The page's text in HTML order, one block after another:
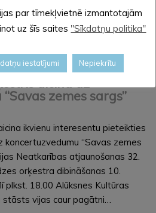
aicina uz
zemes sargs”
ikvienu interesentu pieteikties
koncertuzvedumu “Savas zemes
Neatkarības atjaunošanas 32.
orķestra dibināšanas 10.
plkst. 18.00 Alūksnes Kultūras
vijas caur pagātni…
par tīmekļvietnē izmantotajām
uz šīs saites "Sīkdatņu politika"
iestatījumi Nepiekrītu